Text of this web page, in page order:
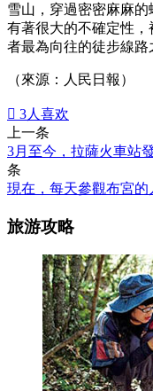
雪山，穿過密密麻麻的
有著很大的不確定性
者最為向往的徒步線路
（來源：人民日報）
 3人喜欢
上一条
3月至今，拉薩火車站
条
現在，每天參觀布宮的
旅游攻略